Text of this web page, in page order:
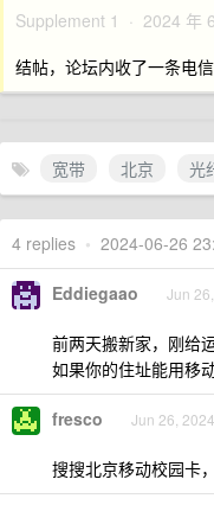
Supplement 1 · 2024 年
结帖，论坛内收了一条电信
宽带 北京 光
4 replies • 2024-06-26
Eddiegaao Jun
前两天搬新家，刚给
如果你的住址能用移
fresco Jun 26, 2024
搜搜北京移动校园卡